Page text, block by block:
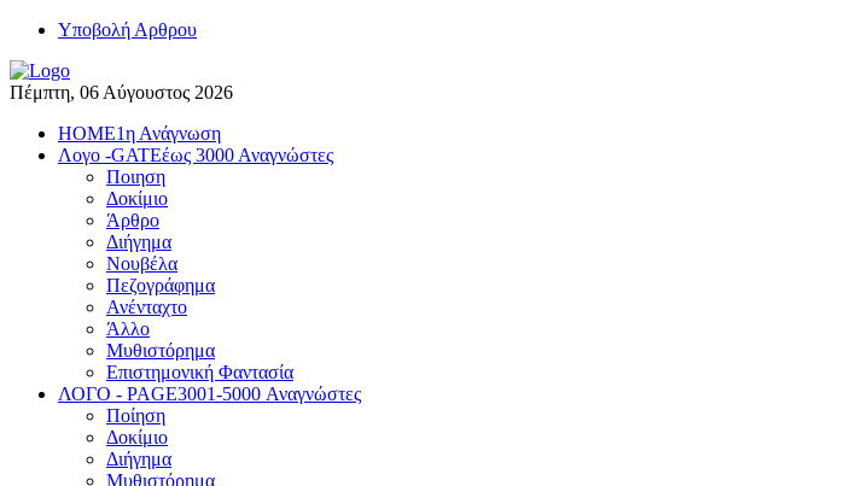
Yποβολή Αρθρου
Πέμπτη, 06 Αύγουστος 2026
HOME1η Ανάγνωση
Λογο -GATEέως 3000 Αναγνώστες
Ποιηση
Δοκίμιο
Άρθρο
Διήγημα
Νουβέλα
Πεζογράφημα
Ανένταχτο
Άλλο
Μυθιστόρημα
Επιστημονική Φαντασία
ΛΟΓΟ - PAGE3001-5000 Αναγνώστες
Ποίηση
Δοκίμιο
Διήγημα
Μυθιστόρημα